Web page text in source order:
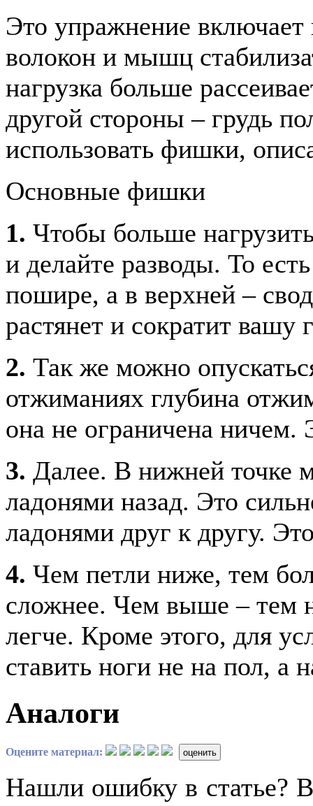
Это упражнение
волокон и мышц
нагрузка больше
другой стороны – грудь
использовать фишки,
Основные фишки
1. Чтобы больше
и делайте разводы. То
пошире, а в верхней –
растянет и сократит вашу
2. Так же можно
отжиманиях глубина
она не ограничена ничем.
3. Далее. В нижней точке
ладонями назад. Это
ладонями друг к другу.
4. Чем петли ниже, тем
сложнее. Чем выше – тем
легче. Кроме этого, для
ставить ноги не на пол, а
Аналоги
Оцените материал: оценить
Нашли ошибку в статье?